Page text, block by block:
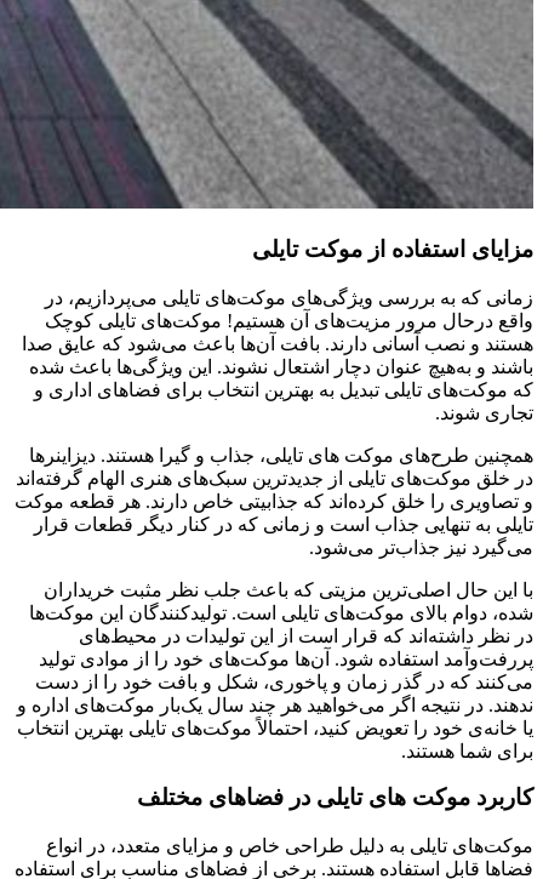
مزایای استفاده از موکت تایلی
زمانی که به بررسی ویژگی‌های موکت‌های تایلی می‌پردازیم، در
واقع درحال مرور مزیت‌های آن هستیم! موکت‌های تایلی کوچک
هستند و نصب آسانی دارند. بافت آن‌ها باعث می‌شود که عایق صدا
باشند و به‌هیچ عنوان دچار اشتعال نشوند. این ویژگی‌ها باعث شده
که موکت‌های تایلی تبدیل به بهترین انتخاب برای فضاهای اداری و
تجاری شوند.
همچنین طرح‌های موکت های تایلی، جذاب و گیرا هستند. دیزاینرها
در خلق موکت‌های تایلی از جدیدترین سبک‌های هنری الهام گرفته‌اند
و تصاویری را خلق کرده‌اند که جذابیتی خاص دارند. هر قطعه موکت
تایلی به تنهایی جذاب است و زمانی که در کنار دیگر قطعات قرار
می‌گیرد نیز جذاب‌تر می‌شود.
با این حال اصلی‌ترین مزیتی که باعث جلب نظر مثبت خریداران
شده، دوام بالای موکت‌های تایلی است. تولیدکنندگان این موکت‌ها
در نظر داشته‌اند که قرار است از این تولیدات در محیط‌های
پررفت‌وآمد استفاده شود. آن‌ها موکت‌های خود را از موادی تولید
می‌کنند که در گذر زمان و پاخوری، شکل و بافت خود را از دست
ندهند. در نتیجه اگر می‌خواهید هر چند سال یک‌بار موکت‌های اداره و
یا خانه‌ی خود را تعویض کنید، احتمالاً موکت‌های تایلی بهترین انتخاب
برای شما هستند.
کاربرد موکت های تایلی در فضاهای مختلف
موکت‌های تایلی به دلیل طراحی خاص و مزایای متعدد، در انواع
فضاها قابل استفاده هستند. برخی از فضاهای مناسب برای استفاده